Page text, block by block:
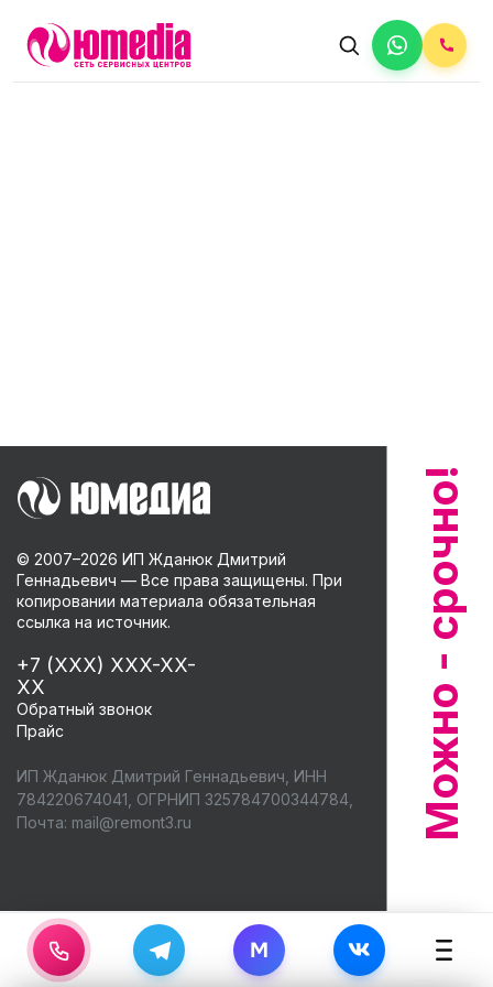
© 2007–2026 ИП Жданюк Дмитрий
Геннадьевич — Все права защищены. При
копировании материала обязательная
ссылка на источник.
+7 (XXX) XXX-XX-
XX
Обратный звонок
Прайс
ИП Жданюк Дмитрий Геннадьевич, ИНН
784220674041, ОГРНИП 325784700344784,
Почта: mail@remont3.ru
M